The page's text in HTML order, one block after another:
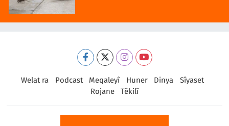
Welat ra Podcast Meqaleyî Huner Dinya
Sîyaset
Rojane
Têkilî